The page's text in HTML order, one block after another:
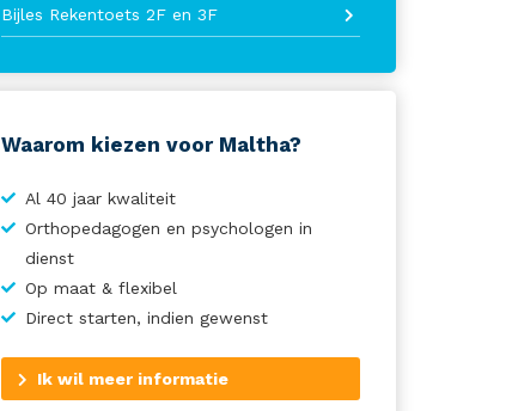
Bijles Rekentoets 2F en 3F
Waarom kiezen voor Maltha?
Al 40 jaar kwaliteit
Orthopedagogen en psychologen in
dienst
Op maat & flexibel
Direct starten, indien gewenst
Ik wil meer informatie